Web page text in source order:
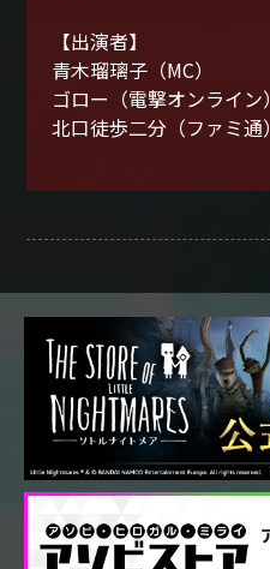
【出演者】
青木瑠璃子（MC）
ゴロー（電撃オンライン）
北口徒歩二分（ファミ通）